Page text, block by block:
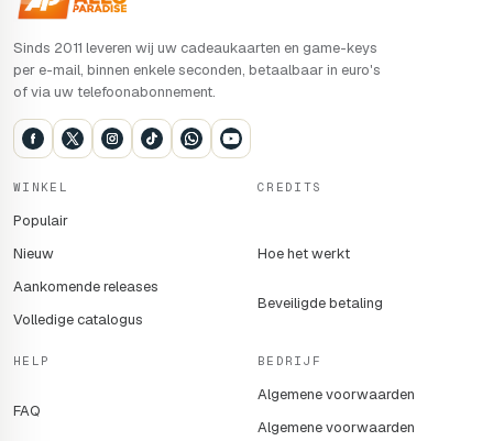
Sinds 2011 leveren wij uw cadeaukaarten en game-keys
per e-mail, binnen enkele seconden, betaalbaar in euro's
of via uw telefoonabonnement.
WINKEL
Populair
Nieuw
Aankomende releases
Volledige catalogus
CREDITS
Hoe het werkt
Beveiligde betaling
HELP
FAQ
BEDRIJF
Algemene voorwaarden
Algemene voorwaarden